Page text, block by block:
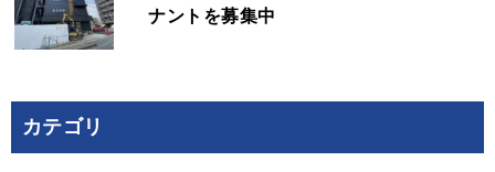
ナントを募集中
カテゴリ